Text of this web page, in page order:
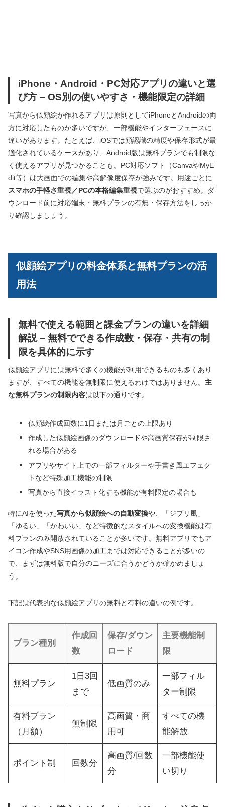
iPhone・Android・PC対応アプリの違いと選
び方 – OS別の使いやすさ・機能限定の詳細
写真から似顔絵が作れるアプリは原則としてiPhoneとAndroidの両
方に対応したものが多いですが、一部機能やインターフェースに
違いがあります。たとえば、iOSでは顔認識の精度や保存形式が最
適化されているケースがあり、Android版は無料プランでも制限な
く使えるアプリが見つかることも。PC対応ソフト（CanvaやMyE
dit等）は大画面での編集や高解像度保存が強みです。用途ごとに
スマホの手軽さ重視／PCの本格編集重視で選ぶのがおすすめ。ダ
ウンロード前に対応端末・無料プランの有無・保存方法をしっか
り確認しましょう。
似顔絵アプリの料金体系と無料プランの活
用法
無料で使える範囲と課金プランの違いを詳細
解説 – 無料でできる作成数・保存・共有の制
限を具体的に示す
似顔絵アプリには無料で多くの機能が利用できるものも多くあり
ますが、すべての機能を無制限に使えるわけではありません。 主
な無料プランの制限内容は以下の通りです。
似顔絵作成回数に1日または月ごとの上限あり
作成した似顔絵画像のダウンロードや高画質保存が制限さ
れる場合がある
アプリやサイト上での一部フィルターや手書き風エフェク
トなど特殊加工機能の制限
写真から直接イラスト化する機能が有料限定の場合も
特にAIを使った写真から似顔絵への自動変換や、「ジブリ風」
「ゆるい」「かわいい」など特徴的なスタイルへの変換機能は有
料プランのみ開放されていることが多いです。無料アプリでもア
イコン作成やSNS用画像の加工までは対応できることが多いの
で、まずは無料版で自分のニーズに合うかどうか確かめましょ
う。
下記は代表的な似顔絵アプリの無料と有料の違いの例です。
プラン種別
作成回
数
保存/ダウン
ロード
主要機能制
限
無料プラン
1日3回
まで
低画質のみ
一部フィル
ター制限
有料プラン
（月額）
無制限
高画質・商
用可
すべての機
能解放
ポイント制 回数分
高画質/回数
分
一部機能使
い切り